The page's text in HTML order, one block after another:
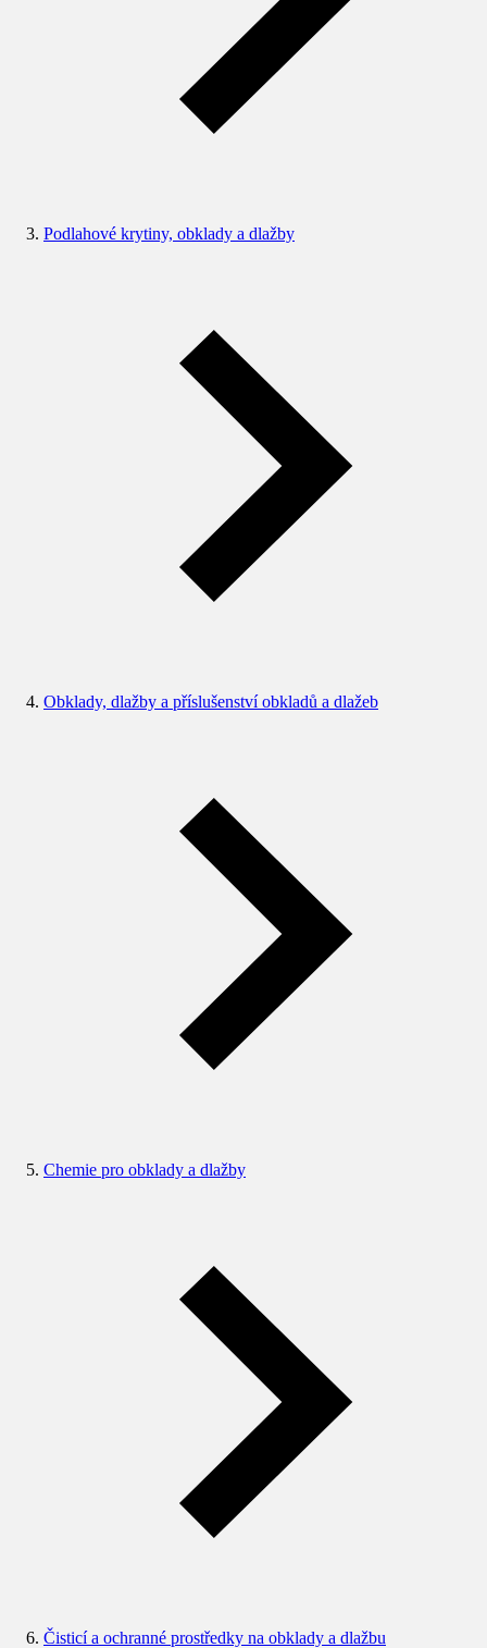
Podlahové krytiny, obklady a dlažby
Obklady, dlažby a příslušenství obkladů a dlažeb
Chemie pro obklady a dlažby
Čisticí a ochranné prostředky na obklady a dlažbu